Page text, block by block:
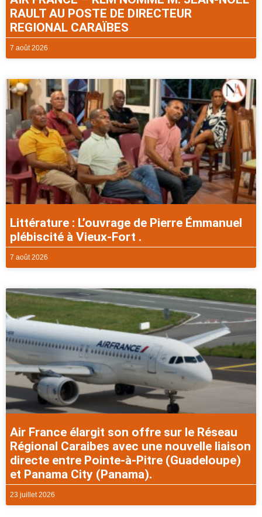
RAULT AU POSTE DE DIRECTEUR
REGIONAL CARAÏBES
7 août 2026
Littérature : L’ouvrage de Pierre Émmanuel
plébiscité à Vieux-Fort .
7 août 2026
Air France élargit son offre sur le Réseau
Régional Caraibes avec une nouvelle liaison
directe entre Pointe-à-Pitre (Guadeloupe)
et Panama City (Panama).
23 juillet 2026